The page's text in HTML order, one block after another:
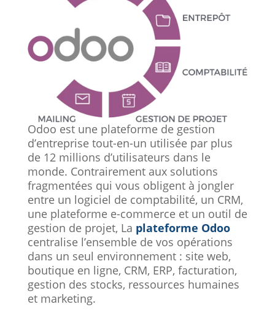
Odoo est une plateforme de gestion
d’entreprise tout-en-un utilisée par plus
de 12 millions d’utilisateurs dans le
monde. Contrairement aux solutions
fragmentées qui vous obligent à jongler
entre un logiciel de comptabilité, un CRM,
une plateforme e-commerce et un outil de
gestion de projet, La plateforme Odoo
centralise l’ensemble de vos opérations
dans un seul environnement : site web,
boutique en ligne, CRM, ERP, facturation,
gestion des stocks, ressources humaines
et marketing.